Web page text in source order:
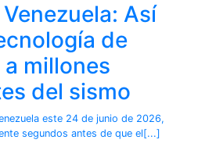
Así
de
millones
del sismo
este 24 de junio de 2026,
segundos antes de que el[...]